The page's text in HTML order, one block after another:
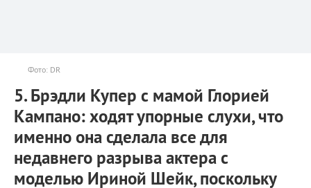
Фото: DR
5. Брэдли Купер с мамой Глорией
Кампано: ходят упорные слухи, что
именно она сделала все для
недавнего разрыва актера с
моделью Ириной Шейк, поскольку